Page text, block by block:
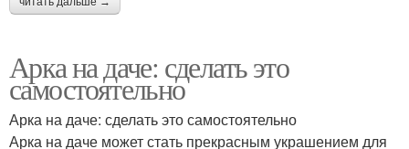
Арка на даче: сделать это
самостоятельно
Арка на даче: сделать это самостоятельно
Арка на даче может стать прекрасным украшением для